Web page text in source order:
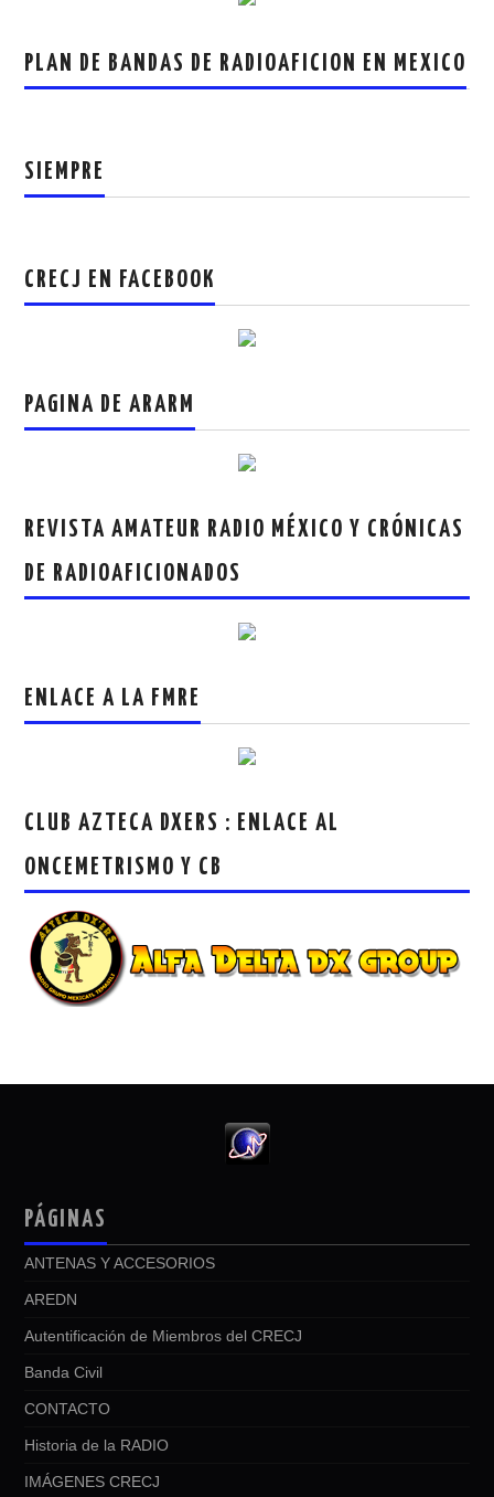
PLAN DE BANDAS DE RADIOAFICION EN MEXICO
SIEMPRE
CRECJ EN FACEBOOK
PAGINA DE ARARM
REVISTA AMATEUR RADIO MÉXICO Y CRÓNICAS
DE RADIOAFICIONADOS
ENLACE A LA FMRE
CLUB AZTECA DXERS : ENLACE AL
ONCEMETRISMO Y CB
PÁGINAS
ANTENAS Y ACCESORIOS
AREDN
Autentificación de Miembros del CRECJ
Banda Civil
CONTACTO
Historia de la RADIO
IMÁGENES CRECJ